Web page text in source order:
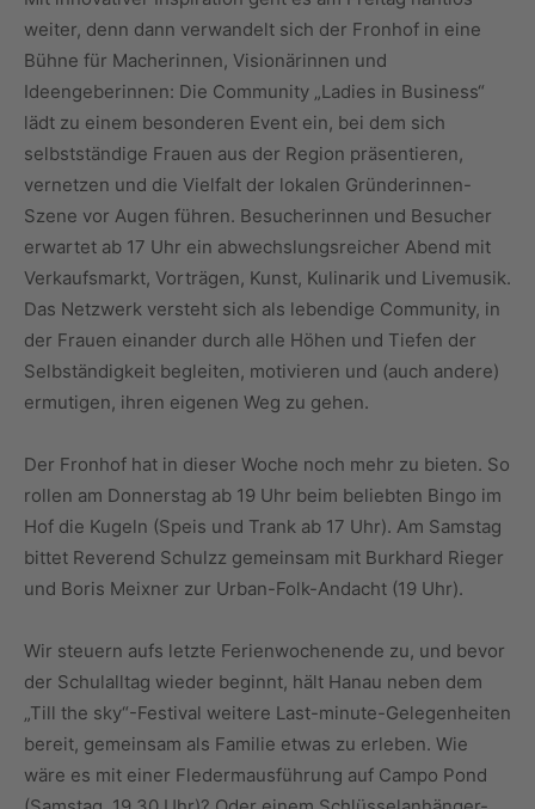
weiter, denn dann verwandelt sich der Fronhof in eine
Bühne für Macherinnen, Visionärinnen und
Ideengeberinnen: Die Community „Ladies in Business“
lädt zu einem besonderen Event ein, bei dem sich
selbstständige Frauen aus der Region präsentieren,
vernetzen und die Vielfalt der lokalen Gründerinnen-
Szene vor Augen führen. Besucherinnen und Besucher
erwartet ab 17 Uhr ein abwechslungsreicher Abend mit
Verkaufsmarkt, Vorträgen, Kunst, Kulinarik und Livemusik.
Das Netzwerk versteht sich als lebendige Community, in
der Frauen einander durch alle Höhen und Tiefen der
Selbständigkeit begleiten, motivieren und (auch andere)
ermutigen, ihren eigenen Weg zu gehen.
Der Fronhof hat in dieser Woche noch mehr zu bieten. So
rollen am Donnerstag ab 19 Uhr beim beliebten Bingo im
Hof die Kugeln (Speis und Trank ab 17 Uhr). Am Samstag
bittet Reverend Schulzz gemeinsam mit Burkhard Rieger
und Boris Meixner zur Urban-Folk-Andacht (19 Uhr).
Wir steuern aufs letzte Ferienwochenende zu, und bevor
der Schulalltag wieder beginnt, hält Hanau neben dem
„Till the sky“-Festival weitere Last-minute-Gelegenheiten
bereit, gemeinsam als Familie etwas zu erleben. Wie
wäre es mit einer Fledermausführung auf Campo Pond